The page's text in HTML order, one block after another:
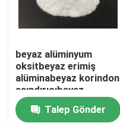
Ürünler
Hakkımızda
beyaz alüminyum
oksitbeyaz erimiş
alüminabeyaz korindon
aşındırıcıbeyaz
alüminyum oksit
taneciğiTalep Gönder